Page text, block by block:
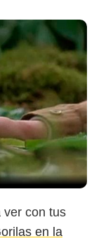
ver con tus
en la